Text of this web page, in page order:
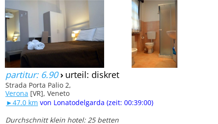
partitur: 6.90› urteil: diskret
Strada Porta Palio 2,
Verona [VR], Veneto
►47.0 km von Lonatodelgarda (zeit: 00:39:00)
Durchschnitt klein hotel: 25 betten